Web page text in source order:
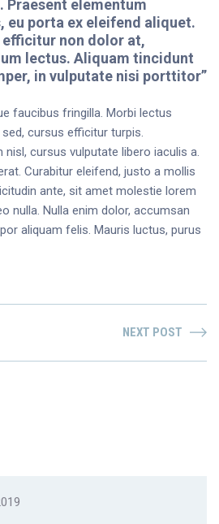
Praesent elementum
eu porta ex eleifend aliquet.
non dolor at,
lectus. Aliquam tincidunt
in vulputate nisi porttitor”
faucibus fringilla. Morbi lectus
cursus efficitur turpis.
nisl, cursus vulputate libero iaculis a.
Curabitur eleifend, justo a mollis
ante, sit amet molestie lorem
nulla. Nulla enim dolor, accumsan
aliquam felis. Mauris luctus, purus
NEXT POST